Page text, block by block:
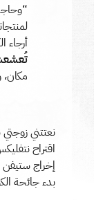
أرجاء
نعتتني
بدء جائحة